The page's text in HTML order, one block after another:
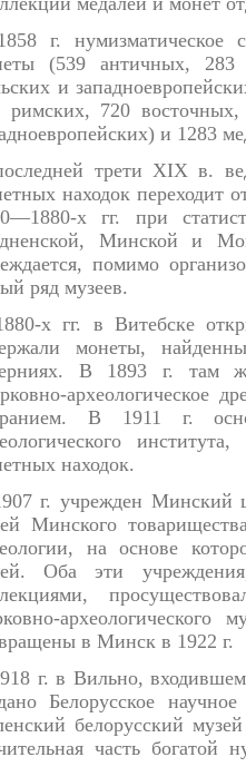
г. нумизматическое
(539 античных, 283
и
римских, 720
и 1283
трети XIX в.
находок переходит
х гг. при
Минской и
помимо
ряд музеев.
х гг. в Витебске
монеты,
В 1893 г. там
археологическое
В 1911 г.
находок.
г. учрежден Минский
Минского
на основе
Оба эти
археологического
в Минск в 1922 г.
г. в Вильно,
Белорусское
белорусский
часть богатой